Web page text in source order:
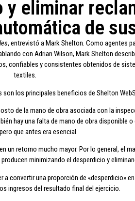
eliminar
de
, entrevistó a Mark Shelton. Como agentes
con Adrian Wilson, Mark Shelton
confiables y consistentes obtenidos de
textiles.
son los principales beneficios de Shelton
de la mano de obra asociada con la
hay una falta de mano de obra disponible
que antes era esencial.
un retorno mucho mayor. Por lo general, el
minimizando el desperdicio y
convertir una proporción de «desperdicio»
ingresos del resultado final del ejercicio.